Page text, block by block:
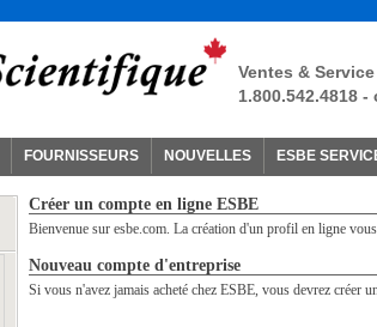
Ventes & Service
1.800.542.4818 -
FOURNISSEURS NOUVELLES ESBE
Créer un compte en ligne ESBE
Bienvenue sur esbe.com. La création d'un profil en ligne
Nouveau compte d'entreprise
Si vous n'avez jamais acheté chez ESBE, vous devrez créer